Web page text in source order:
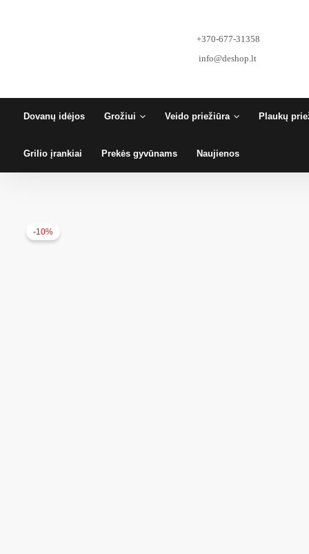
+370-677-31358
info@deshop.lt
Dovanų idėjos Grožiui Veido priežiūra Plaukų
Grilio įrankiai Prekės gyvūnams Naujienos
-10%